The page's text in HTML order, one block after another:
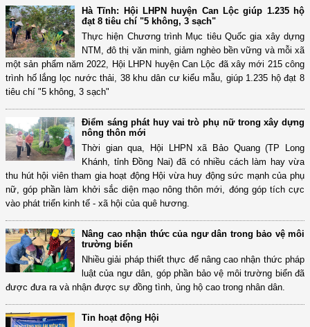
Hà Tĩnh: Hội LHPN huyện Can Lộc giúp 1.235 hộ
đạt 8 tiêu chí "5 không, 3 sạch"
Thực hiện Chương trình Mục tiêu Quốc gia xây dựng
NTM, đô thị văn minh, giảm nghèo bền vững và mỗi xã
một sản phẩm năm 2022, Hội LHPN huyện Can Lộc đã xây mới 215 công
trình hố lắng lọc nước thải, 38 khu dân cư kiểu mẫu, giúp 1.235 hộ đạt 8
tiêu chí "5 không, 3 sạch"
Điểm sáng phát huy vai trò phụ nữ trong xây dựng
nông thôn mới
Thời gian qua, Hội LHPN xã Bảo Quang (TP Long
Khánh, tỉnh Đồng Nai) đã có nhiều cách làm hay vừa
thu hút hội viên tham gia hoạt động Hội vừa huy động sức mạnh của phụ
nữ, góp phần làm khởi sắc diện mạo nông thôn mới, đóng góp tích cực
vào phát triển kinh tế - xã hội của quê hương.
Nâng cao nhận thức của ngư dân trong bảo vệ môi
trường biển
Nhiều giải pháp thiết thực để nâng cao nhận thức pháp
luật của ngư dân, góp phần bảo vệ môi trường biển đã
được đưa ra và nhận được sự đồng tình, ủng hộ cao trong nhân dân.
Tin hoạt động Hội